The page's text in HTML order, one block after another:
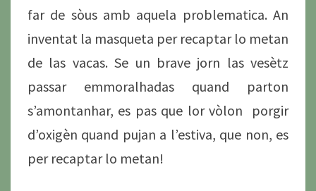
far de sòus amb aquela problematica. An
inventat la masqueta per recaptar lo metan
de las vacas. Se un brave jorn las vesètz
passar emmoralhadas quand parton
s’amontanhar, es pas que lor vòlon porgir
d’oxigèn quand pujan a l’estiva, que non, es
per recaptar lo metan!